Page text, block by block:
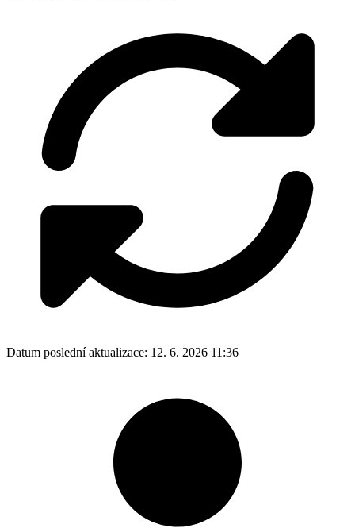
Datum poslední aktualizace: 12. 6. 2026 11:36